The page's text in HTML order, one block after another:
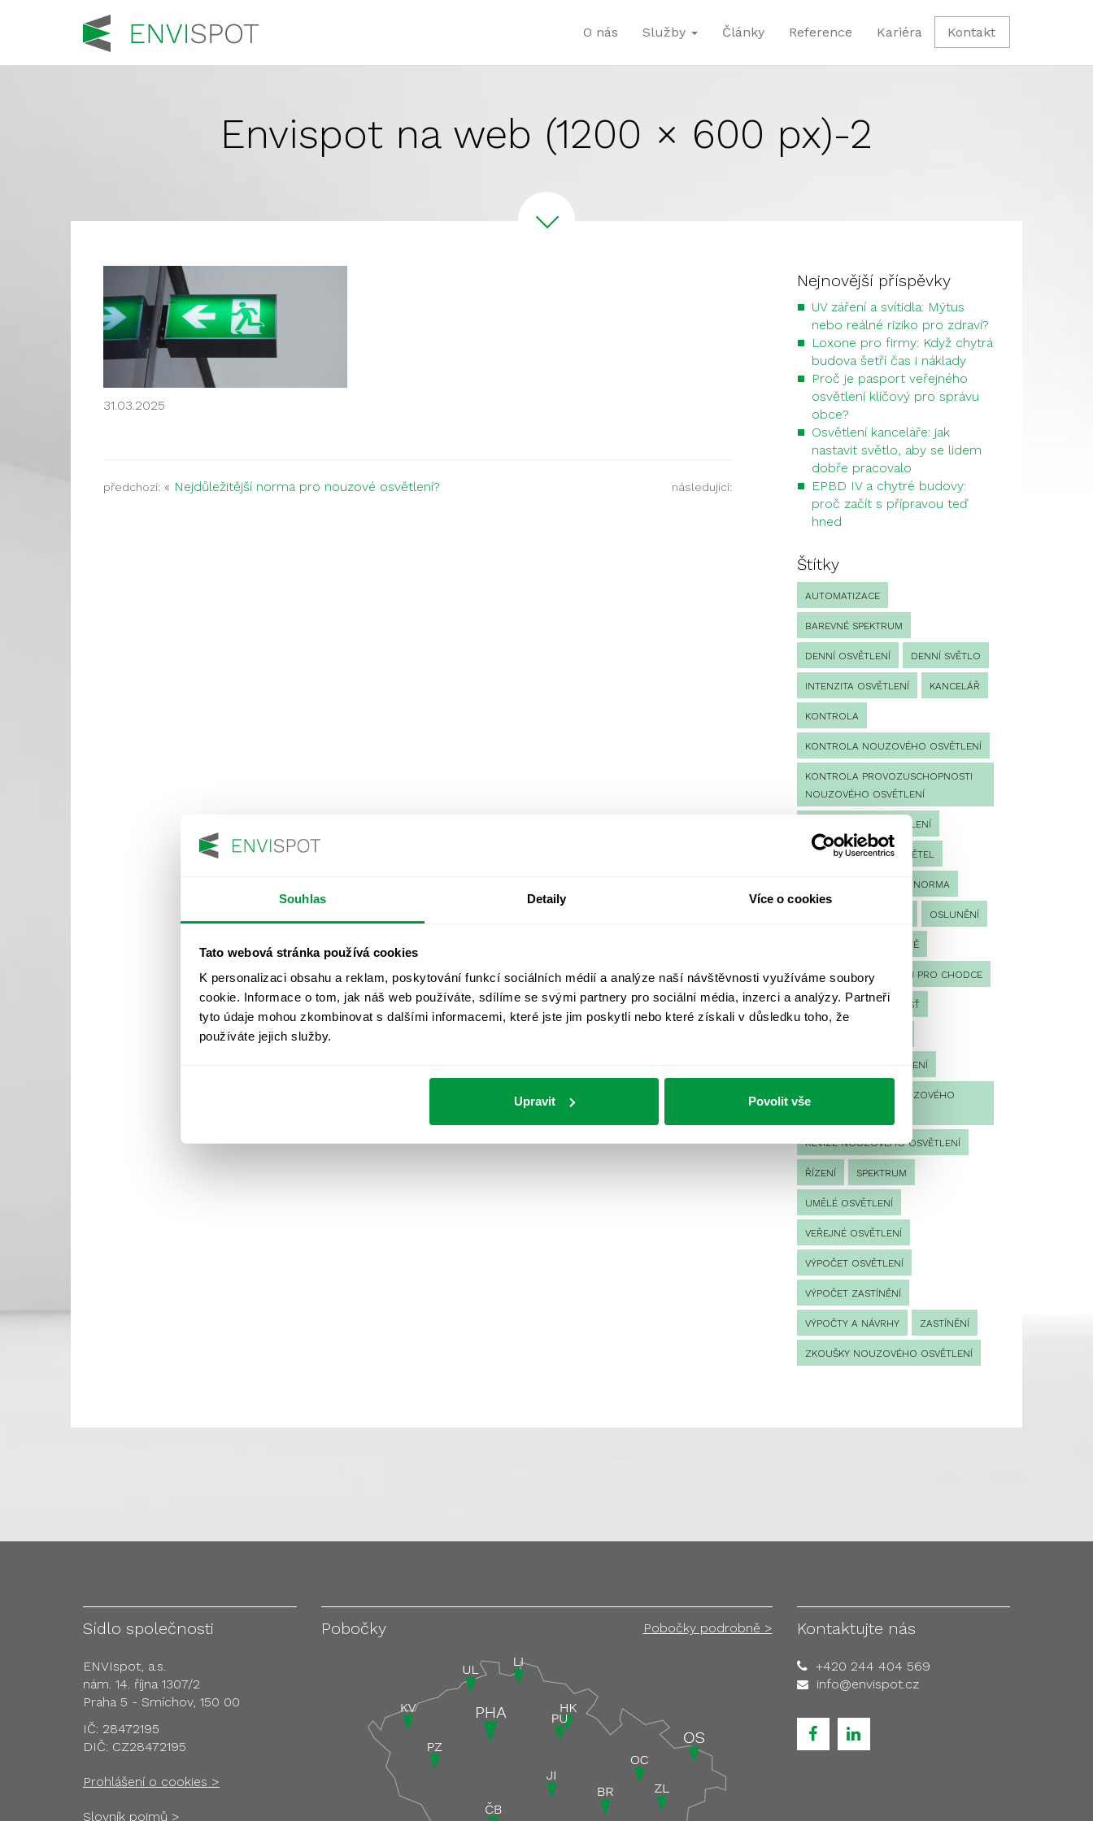
Souhlas Detaily Více o cookies
Tato webová stránka používá cookies
K personalizaci obsahu a reklam, poskytování funkcí sociálních médií a analýze naší návštěvnosti využíváme soubory
cookie. Informace o tom, jak náš web používáte, sdílíme se svými partnery pro sociální média, inzerci a analýzy. Partneři
tyto údaje mohou zkombinovat s dalšími informacemi, které jste jim poskytli nebo které získali v důsledku toho, že
používáte jejich služby.
Upravit Povolit vše
O nás Služby Články Reference Kariéra Kontakt
Envispot na web (1200 × 600 px)-2
31.03.2025
předchozí: « Nejdůležitější norma pro nouzové osvětlení? následující:
Nejnovější příspěvky
UV záření a svítidla: Mýtus
nebo reálné riziko pro zdraví?
Loxone pro firmy: Když chytrá
budova šetří čas i náklady
Proč je pasport veřejného
osvětlení klíčový pro správu
obce?
Osvětlení kanceláře: jak
nastavit světlo, aby se lidem
dobře pracovalo
EPBD IV a chytré budovy:
proč začít s přípravou teď
hned
Štítky
AUTOMATIZACE
BAREVNÉ SPEKTRUM
DENNÍ OSVĚTLENÍ DENNÍ SVĚTLO
INTENZITA OSVĚTLENÍ KANCELÁŘ
KONTROLA
KONTROLA NOUZOVÉHO OSVĚTLENÍ
KONTROLA PROVOZUSCHOPNOSTI
NOUZOVÉHO OSVĚTLENÍ
LED NOUZOVÉ OSVĚTLENÍ
MĚŘENÍ MĚŘENÍ SVĚTEL
NORMA
OSLUNĚNÍ
OSVĚTLENÍ PRACOVIŠTĚ
OSVĚTLENÍ PŘECHODŮ PRO CHODCE
OSVĚTLENÍ SPORTOVIŠŤ
PROTIPANICKÉ OSVĚTLENÍ
PROVOZNÍ DENÍK NOUZOVÉHO
REVIZE NOUZOVÉHO OSVĚTLENÍ
ŘÍZENÍ SPEKTRUM
UMĚLÉ OSVĚTLENÍ
VEŘEJNÉ OSVĚTLENÍ
VÝPOČET OSVĚTLENÍ
VÝPOČET ZASTÍNĚNÍ
VÝPOČTY A NÁVRHY ZASTÍNĚNÍ
ZKOUŠKY NOUZOVÉHO OSVĚTLENÍ
Sídlo společnosti
ENVIspot, a.s.
nám. 14. října 1307/2
Praha 5 - Smíchov, 150 00
IČ: 28472195
DIČ: CZ28472195
Prohlášení o cookies >
Slovník pojmů >
Pobočky Pobočky podrobně > Kontaktujte nás
+420 244 404 569
info@envispot.cz